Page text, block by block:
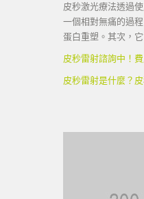
皮秒激光療法透過
一個相對無痛的過
蛋白重塑。其次，
皮秒雷射諮詢中！
皮秒雷射是什麼？